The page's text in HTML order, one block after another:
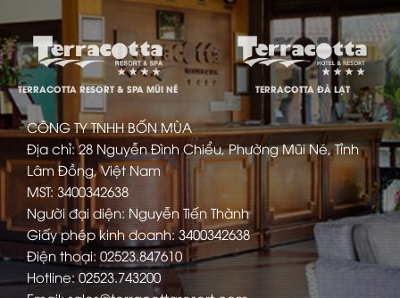
TERRACOTTA RESORT & SPA MŨI NÉ TERRACOTTA ĐÀ LẠT
CÔNG TY TNHH BỐN MÙA
Địa chỉ: 28 Nguyễn Đình Chiểu, Phường Mũi Né, Tỉnh
Lâm Đồng, Việt Nam
MST: 3400342638
Người đại diện: Nguyễn Tiến Thành
Giấy phép kinh doanh: 3400342638
Điện thoại: 02523.847610
Hotline: 02523.743200